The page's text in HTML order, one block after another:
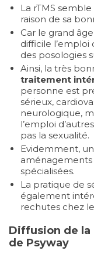
La rTMS
raison de sa
Car le grand
difficile
des posologies
Ainsi, la très
traitement
personne est
sérieux,
neurologique,
l’emploi
pas la sexualité.
Evidemment,
aménagements
spécialisées.
La pratique de
également
rechutes chez
Diffusion de la
de Psyway